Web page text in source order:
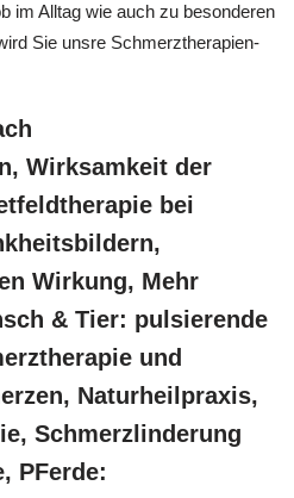
im Alltag wie auch zu besonderen
Sie unsre Schmerztherapien-
Wirksamkeit der
bei
Wirkung, Mehr
& Tier: pulsierende
und
Naturheilpraxis,
Schmerzlinderung
PFerde: